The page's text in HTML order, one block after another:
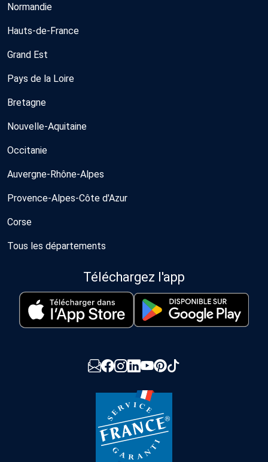
Normandie
Hauts-de-France
Grand Est
Pays de la Loire
Bretagne
Nouvelle-Aquitaine
Occitanie
Auvergne-Rhône-Alpes
Provence-Alpes-Côte d'Azur
Corse
Tous les départements
Téléchargez l'app